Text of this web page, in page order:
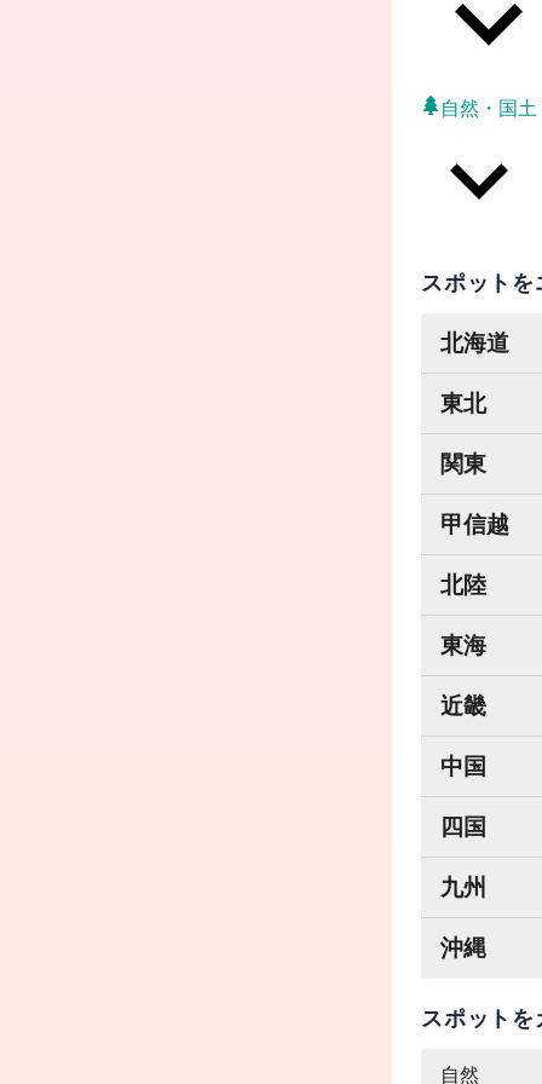
自然・国土
スポット
北海道
東北
関東
甲信越
北陸
東海
近畿
中国
四国
九州
沖縄
スポット
自然